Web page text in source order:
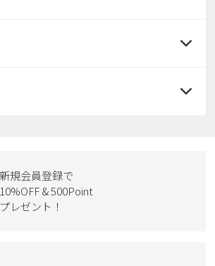
ューズ
ズ
新規会員登録で
10%OFF & 500Point
プレゼント！